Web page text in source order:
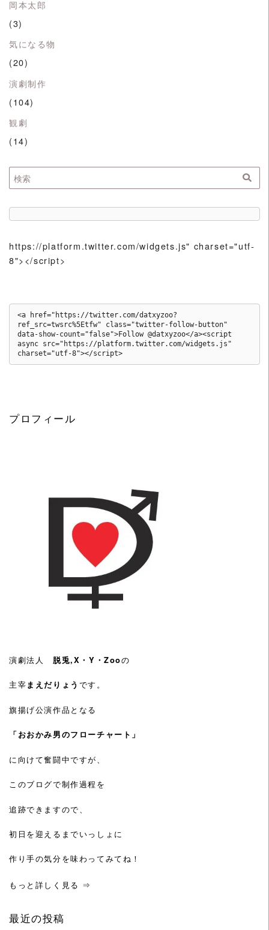
岡本太郎
(3)
気になる物
(20)
演劇制作
(104)
観劇
(14)
https://platform.twitter.com/widgets.js" charset="utf-
8"></script>
<a href="https://twitter.com/datxyzoo?
ref_src=twsrc%5Etfw" class="twitter-follow-button"
data-show-count="false">Follow @datxyzoo</a><script
async src="https://platform.twitter.com/widgets.js"
charset="utf-8"></script>
プロフィール
演劇法人 脱兎,X・Y・Zooの
主宰まえだりょう です。
旗揚げ公演作品となる
「おおかみ男のフローチャート」
に向けて奮闘中ですが、
このブログで制作過程を
追跡できますので、
初日を迎えるまでいっしょに
作り手の気分を味わってみてね！
もっと詳しく見る ⇒
最近の投稿